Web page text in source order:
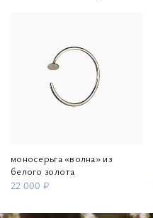
моносерьга «волна» из
белого золота
22 000 ₽